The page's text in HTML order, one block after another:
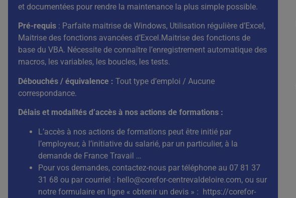
et documentées pour rendre la maintenance la plus simple possible.
Pré-requis : Parfaite maitrise de Windows, Utilisation régulière d’Excel,
Maitrise des fonctions avancées d’Excel.Maitrise des fonctions de
base du VBA. Nécessite de connaître l’enregistrement automatique des
macros, les variables, les boucles, les tests.
Débouchés / équivalence : Tout type d’emploi / Aucune
correspondance.
Délais et modalités d’accès à nos actions de formations :
L’accès à nos actions de formations peut être initié par
l’employeur, à l’initiative du salarié, par un particulier, à la
demande de France Travail …
Pour vos demandes, contactez-nous par téléphone au 07 81 37
31 68 ou par courriel : hello@corefor-centrevaldeloire.com, ou sur
notre formulaire en ligne « obtenir un devis » : https://corefor-